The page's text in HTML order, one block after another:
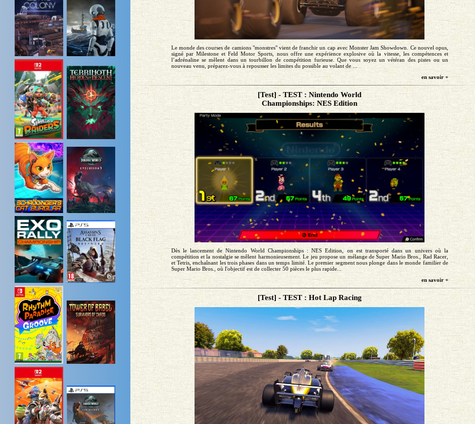
Le monde des courses de camions "monstres" vient de franchir un cap avec Monster Jam Showdown. Ce nouvel opus,
signé par Milestone et Feld Motor Sports, nous offre une expérience explosive où la vitesse, les compétences et
l’adrénaline se mêlent dans un tourbillon de compétition furieuse. Que vous soyez un vétéran des pistes ou un
nouveau venu, préparez-vous à repousser les limites du possible au volant de ...
en savoir +
[Test] - TEST : Nintendo World
Championships: NES Edition
Dès le lancement de Nintendo World Championships : NES Edition, on est transporté dans un univers où la
compétition et la nostalgie se mêlent harmonieusement. Le jeu propose un mélange de Super Mario Bros., Rad Racer,
et Tetris, enchaînant les trois phases dans un temps limité. Le premier segment nous plonge dans le monde familier de
Super Mario Bros., où l'objectif est de collecter 50 pièces le plus rapide...
en savoir +
[Test] - TEST : Hot Lap Racing